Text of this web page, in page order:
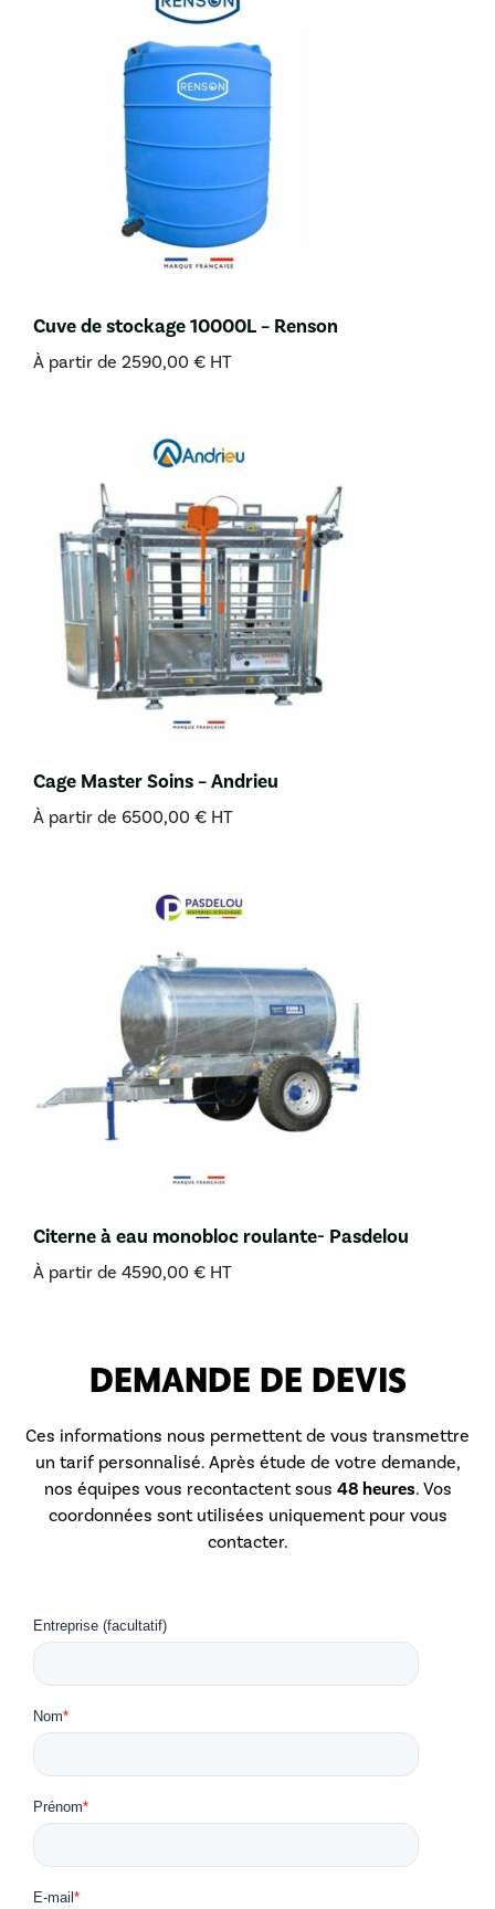
Cuve de stockage 10000L – Renson
À partir de 2590,00 € HT
Cage Master Soins – Andrieu
À partir de 6500,00 € HT
Citerne à eau monobloc roulante- Pasdelou
À partir de 4590,00 € HT
DEMANDE DE DEVIS
Ces informations nous permettent de vous transmettre
un tarif personnalisé. Après étude de votre demande,
nos équipes vous recontactent sous 48 heures. Vos
coordonnées sont utilisées uniquement pour vous
contacter.
Entreprise (facultatif)
Nom*
Prénom*
E-mail*